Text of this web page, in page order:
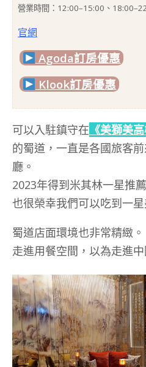
營業時間：12:00–15:00、
官網
Agoda訂房優惠
Klook訂房優惠
可以入駐鎮守在 《美獅美
的蜀道，一直是各國旅客
廳。
2023年得到米其林一星推
也很榮幸我們可以吃到一星
蜀道店面環境也非常精緻。
走進用餐空間，以為走進